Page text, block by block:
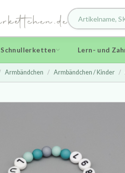
Schnullerketten Lern- und
Armbändchen Armbändchen / Kinder